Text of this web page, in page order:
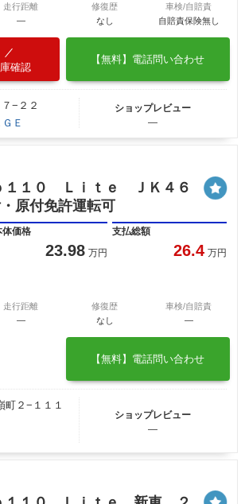
走行距離
―
修復歴
なし
車検/自賠責
自賠責保険無し
確認
【無料】電話問い合わせ
−２２
Ｅ
ショップレビュー
―
１１０ Ｌｉｔｅ ＪＫ４６
原付免許運転可
体価格
23.98 万円
支払総額
26.4 万円
走行距離
―
修復歴
なし
車検/自賠責
―
【無料】電話問い合わせ
町２−１１１
ショップレビュー
―